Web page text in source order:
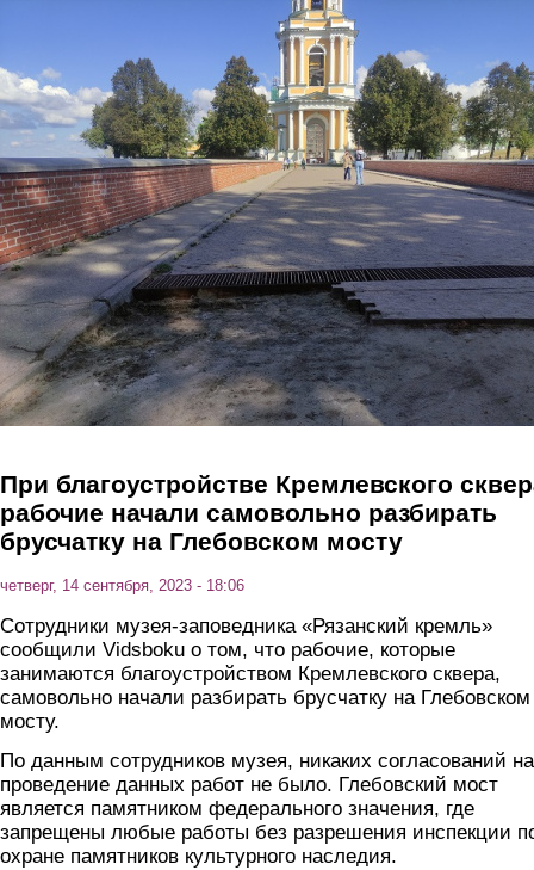
При благоустройстве Кремлевского
рабочие начали самовольно разбирать
брусчатку на Глебовском мосту
четверг, 14 сентября, 2023 - 18:06
Сотрудники музея-заповедника «Рязанский кремль»
сообщили Vidsboku о том, что рабочие, которые
занимаются благоустройством Кремлевского сквера,
самовольно начали разбирать брусчатку на Глебовском
мосту.
По данным сотрудников музея, никаких согласований на
проведение данных работ не было. Глебовский мост
является памятником федерального значения, где
запрещены любые работы без разрешения инспекции
охране памятников культурного наследия.